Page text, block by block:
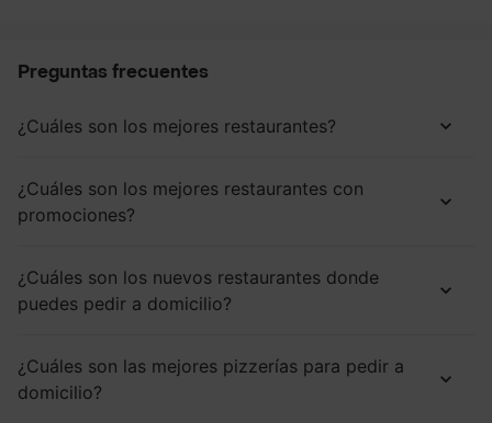
Preguntas frecuentes
¿Cuáles son los mejores restaurantes?
¿Cuáles son los mejores restaurantes con
promociones?
¿Cuáles son los nuevos restaurantes donde
puedes pedir a domicilio?
¿Cuáles son las mejores pizzerías para pedir a
domicilio?